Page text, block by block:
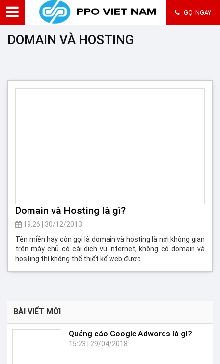
GỌI NGAY
DOMAIN VÀ HOSTING
Domain và Hosting là gì?
19:26 | 30/12/2013
Tên miền hay còn gọi là domain và hosting là nơi không gian
trên máy chủ có cài dịch vụ Internet, không có domain và
hosting thì không thể thiết kế web được.
BÀI VIẾT MỚI
Quảng cáo Google Adwords là gì?
15:23 | 29/04/2018